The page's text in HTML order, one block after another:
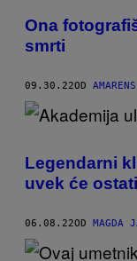
Ona
smrti
09.30.22OD
Legendarni
uvek će
06.08.22OD MAGDA